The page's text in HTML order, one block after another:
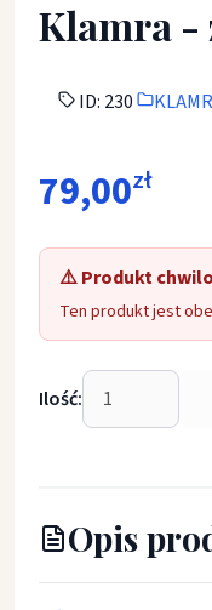
Klamra -
ID: 230
79,00zł
⚠️ Produkt
Ten produkt jest
Ilość:
Opis